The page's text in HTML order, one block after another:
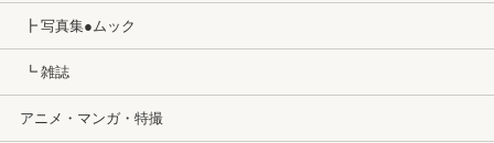
┣ 写真集●ムック
┗ 雑誌
アニメ・マンガ・特撮